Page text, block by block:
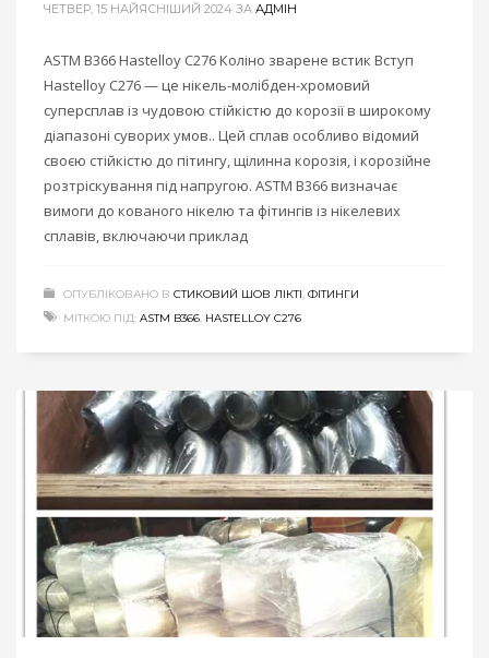
ЧЕТВЕР, 15 НАЙЯСНІШИЙ 2024 ЗА АДМІН
ASTM B366 Hastelloy C276 Коліно зварене встик Вступ
Hastelloy C276 — це нікель-молібден-хромовий
суперсплав із чудовою стійкістю до корозії в широкому
діапазоні суворих умов.. Цей сплав особливо відомий
своєю стійкістю до пітингу, щілинна корозія, і корозійне
розтріскування під напругою. ASTM B366 визначає
вимоги до кованого нікелю та фітингів із нікелевих
сплавів, включаючи приклад
ОПУБЛІКОВАНО В СТИКОВИЙ ШОВ ЛІКТІ, ФІТИНГИ
МІТКОЮ ПІД: ASTM B366, HASTELLOY C276